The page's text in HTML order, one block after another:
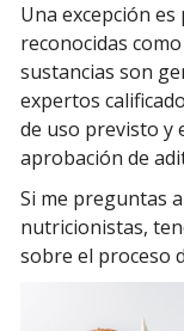
Una excepción
reconocidas
sustancias son
expertos
de uso previsto y
aprobación de
Si me preguntas
nutricionistas,
sobre el proceso